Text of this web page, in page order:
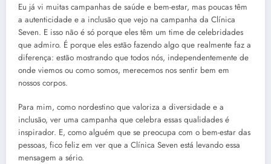
Eu já vi muitas campanhas de saúde e bem-estar, mas poucas têm
a autenticidade e a inclusão que vejo na campanha da Clínica
Seven. E isso não é só porque eles têm um time de celebridades
que admiro. É porque eles estão fazendo algo que realmente faz a
diferença: estão mostrando que todos nós, independentemente de
onde viemos ou como somos, merecemos nos sentir bem em
nossos corpos.
Para mim, como nordestino que valoriza a diversidade e a
inclusão, ver uma campanha que celebra essas qualidades é
inspirador. E, como alguém que se preocupa com o bem-estar das
pessoas, fico feliz em ver que a Clínica Seven está levando essa
mensagem a sério.